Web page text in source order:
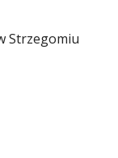
Strzegomiu